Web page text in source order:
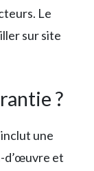
Le
sur site
?
une
d’œuvre et